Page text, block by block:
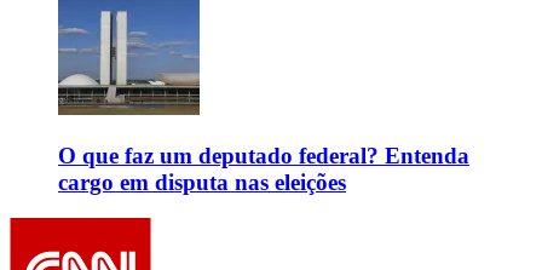
O que faz um deputado federal? Entenda
cargo em disputa nas eleições